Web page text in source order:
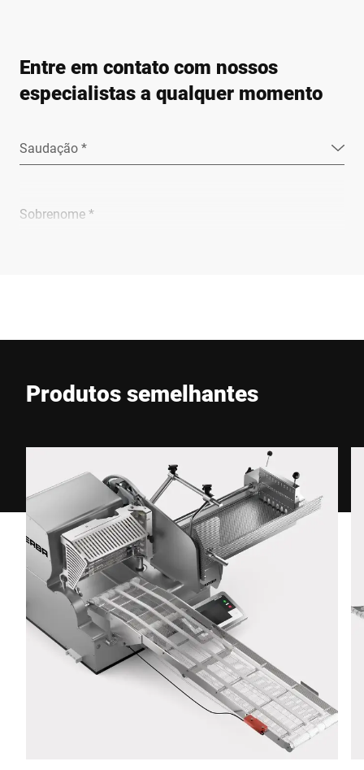
Entre em contato com nossos
especialistas a qualquer momento
Saudação *
Sobrenome *
E-mail *
CEP *
Produtos semelhantes